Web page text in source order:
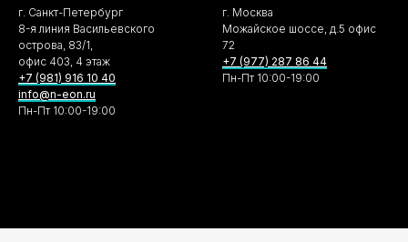
г. Санкт-Петербург
8-я линия Васильевского
острова, 83/1,
офис 403, 4 этаж
+7 (981) 916 10 40
info@n-eon.ru
Пн-Пт 10:00-19:00
г. Москва
Можайское шоссе, д.5 офис
72
+7 (977) 287 86 44
Пн-Пт 10:00-19:00